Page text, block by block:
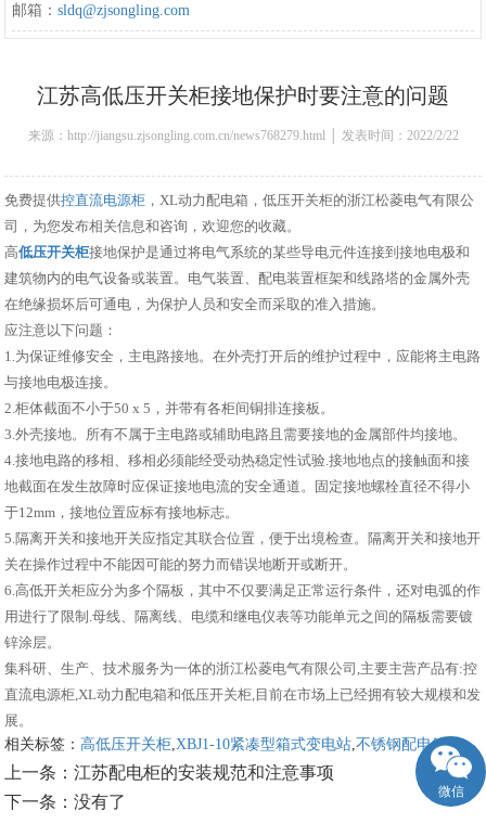
邮箱：sldq@zjsongling.com
江苏高低压开关柜接地保护时要注意的问题
来源：http://jiangsu.zjsongling.com.cn/news768279.html │ 发表时间：2022/2/22
免费提供控直流电源柜 ，XL动力配电箱，低压开关柜的浙江松菱电气有限公
司，为您发布相关信息和咨询，欢迎您的收藏。
高低压开关柜接地保护是通过将电气系统的某些导电元件连接到接地电极和
建筑物内的电气设备或装置。电气装置、配电装置框架和线路塔的金属外壳
在绝缘损坏后可通电，为保护人员和安全而采取的准入措施。
应注意以下问题：
1.为保证维修安全，主电路接地。在外壳打开后的维护过程中，应能将主电路
与接地电极连接。
2.柜体截面不小于50 x 5，并带有各柜间铜排连接板。
3.外壳接地。所有不属于主电路或辅助电路且需要接地的金属部件均接地。
4.接地电路的移相、移相必须能经受动热稳定性试验.接地地点的接触面和接
地截面在发生故障时应保证接地电流的安全通道。固定接地螺栓直径不得小
于12mm，接地位置应标有接地标志。
5.隔离开关和接地开关应指定其联合位置，便于出境检查。隔离开关和接地开
关在操作过程中不能因可能的努力而错误地断开或断开。
6.高低开关柜应分为多个隔板，其中不仅要满足正常运行条件，还对电弧的作
用进行了限制.母线、隔离线、电缆和继电仪表等功能单元之间的隔板需要镀
锌涂层。
集科研、生产、技术服务为一体的浙江松菱电气有限公司,主要主营产品有:控
直流电源柜,XL动力配电箱和低压开关柜,目前在市场上已经拥有较大规模和发
展。
相关标签：高低压开关柜,XBJ1-10紧凑型箱式变电站,不锈钢配电箱,
上一条：江苏配电柜的安装规范和注意事项
下一条：没有了
微信